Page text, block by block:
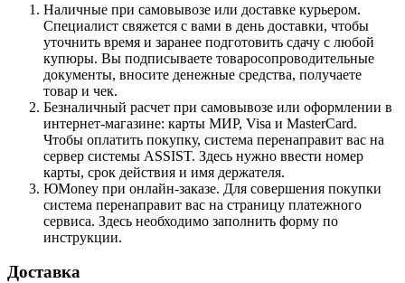
Наличные при самовывозе или доставке курьером.
Специалист свяжется с вами в день доставки, чтобы
уточнить время и заранее подготовить сдачу с любой
купюры. Вы подписываете товаросопроводительные
документы, вносите денежные средства, получаете
товар и чек.
Безналичный расчет при самовывозе или оформлении в
интернет-магазине: карты МИР, Visa и MasterCard.
Чтобы оплатить покупку, система перенаправит вас на
сервер системы ASSIST. Здесь нужно ввести номер
карты, срок действия и имя держателя.
ЮMoney при онлайн-заказе. Для совершения покупки
система перенаправит вас на страницу платежного
сервиса. Здесь необходимо заполнить форму по
инструкции.
Доставка